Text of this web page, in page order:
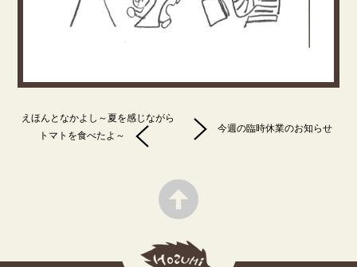
えほんとなかよし～夏を感じながら
トマトを食べたよ～
今週の臨時休業のお知らせ